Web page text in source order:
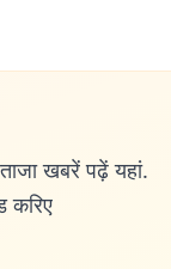
खबरें पढ़ें यहां.
करिए